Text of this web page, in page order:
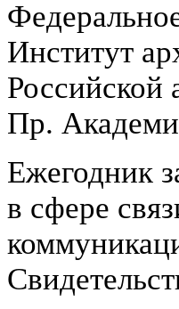
Институт
Пр.
Ежегодник
в сфере